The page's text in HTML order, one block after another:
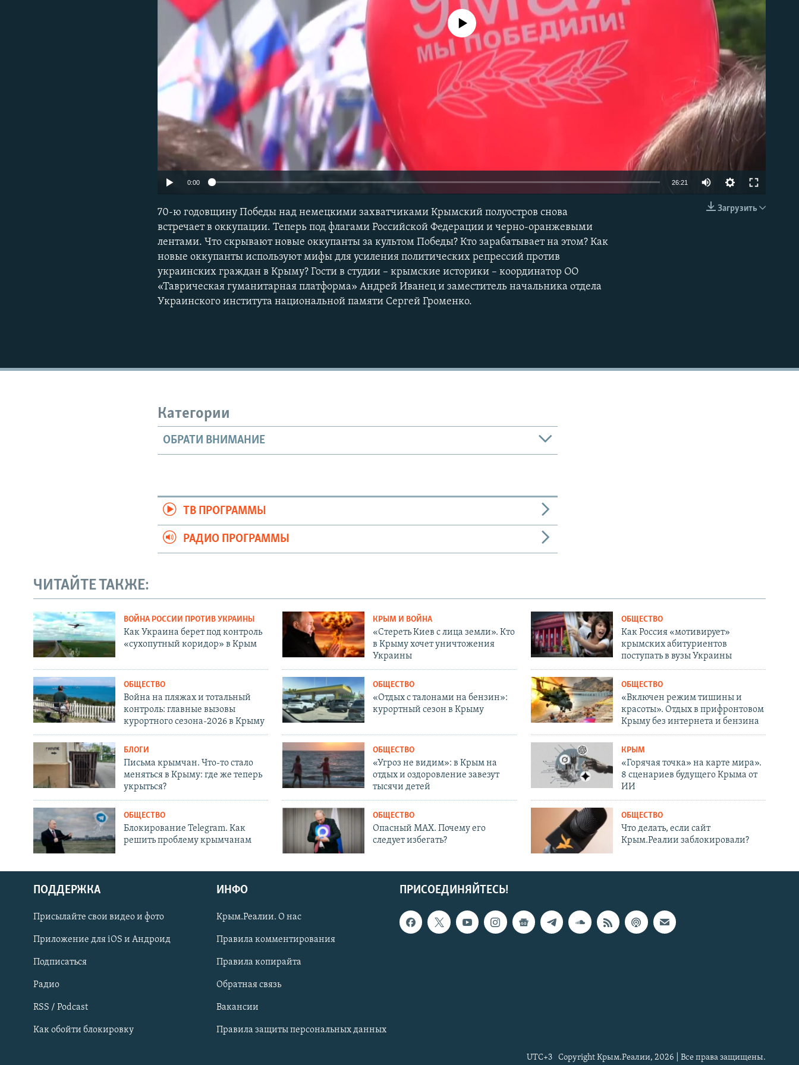
Українською
Qırımtatar
ПРИСОЕДИНЯЙТЕСЬ!
EMBED
No media source currently available
0:00 26:21
Загрузить
70-ю годовщину Победы над немецкими захватчиками Крымский полуостров снова
встречает в оккупации. Теперь под флагами Российской Федерации и черно-оранжевыми
лентами. Что скрывают новые оккупанты за культом Победы? Кто зарабатывает на этом? Как
новые оккупанты используют мифы для усиления политических репрессий против
украинских граждан в Крыму? Гости в студии – крымские историки – координатор ОО
«Таврическая гуманитарная платформа» Андрей Иванец и заместитель начальника отдела
Украинского института национальной памяти Сергей Громенко.
Категории
ОБРАТИ ВНИМАНИЕ
ТВ ПРОГРАММЫ
РАДИО ПРОГРАММЫ
ЧИТАЙТЕ ТАКЖЕ:
ВОЙНА РОССИИ ПРОТИВ УКРАИНЫ
Как Украина берет под контроль
«сухопутный коридор» в Крым
КРЫМ И ВОЙНА
«Стереть Киев с лица земли». Кто
в Крыму хочет уничтожения
Украины
ОБЩЕСТВО
Как Россия «мотивирует»
крымских абитуриентов
поступать в вузы Украины
ОБЩЕСТВО
Война на пляжах и тотальный
контроль: главные вызовы
курортного сезона-2026 в Крыму
ОБЩЕСТВО
«Отдых с талонами на бензин»:
курортный сезон в Крыму
ОБЩЕСТВО
«Включен режим тишины и
красоты». Отдых в прифронтовом
Крыму без интернета и бензина
БЛОГИ
Письма крымчан. Что-то стало
меняться в Крыму: где же теперь
укрыться?
ОБЩЕСТВО
«Угроз не видим»: в Крым на
отдых и оздоровление завезут
тысячи детей
КРЫМ
«Горячая точка» на карте мира».
8 сценариев будущего Крыма от
ИИ
ОБЩЕСТВО
Блокирование Telegram. Как
решить проблему крымчанам
ОБЩЕСТВО
Опасный MAX. Почему его
следует избегать?
ОБЩЕСТВО
Что делать, если сайт
Крым.Реалии заблокировали?
ПРИСОЕДИНЯЙТЕСЬ!
ПОДДЕРЖКА
Присылайте свои видео и фото
Приложение для iOS и Андроид
Подписаться
Радио
RSS / Podcast
Как обойти блокировку
ИНФО
Крым.Реалии. О нас
Правила комментирования
Правила копирайта
Обратная связь
Вакансии
Правила защиты персональных данных
Copyright Крым.Реалии, 2026 | Все права защищены.
UTC+3